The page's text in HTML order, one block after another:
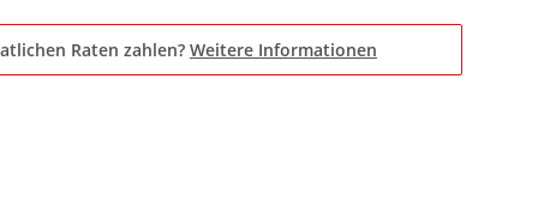
Raten zahlen? Weitere Informationen